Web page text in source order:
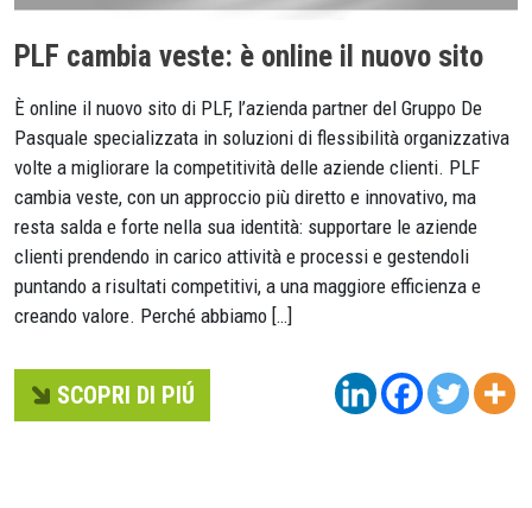
PLF cambia veste: è online il nuovo sito
È online il nuovo sito di PLF, l’azienda partner del Gruppo De
Pasquale specializzata in soluzioni di flessibilità organizzativa
volte a migliorare la competitività delle aziende clienti. PLF
cambia veste, con un approccio più diretto e innovativo, ma
resta salda e forte nella sua identità: supportare le aziende
clienti prendendo in carico attività e processi e gestendoli
puntando a risultati competitivi, a una maggiore efficienza e
creando valore. Perché abbiamo […]
SCOPRI DI PIÚ